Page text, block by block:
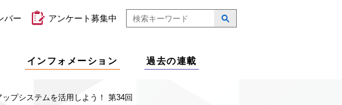
バー アンケート募集中
インフォメーション 過去の連載
プシステムを活用しよう！ 第34回